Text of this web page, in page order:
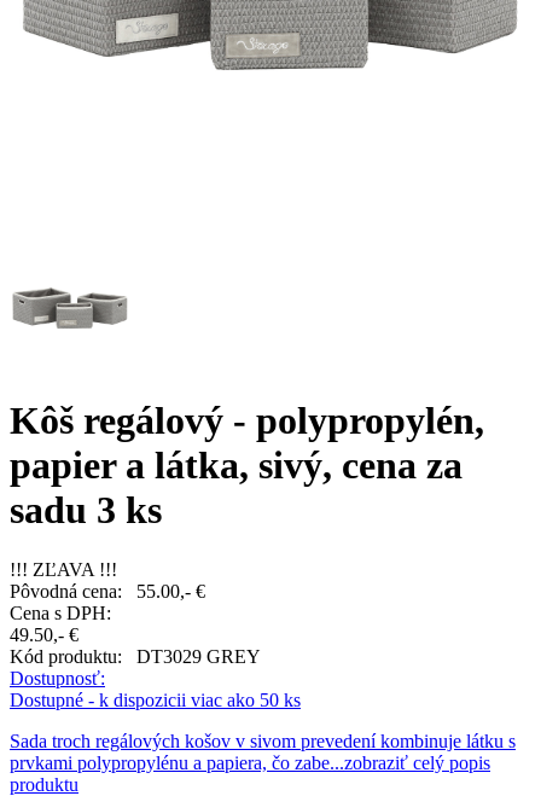
Kôš regálový - polypropylén,
papier a látka, sivý, cena za
sadu 3 ks
!!! ZĽAVA !!!
Pôvodná cena:
55.00,- €
Cena s DPH:
49.50,- €
Kód produktu: DT3029 GREY
Dostupnosť:
Dostupné - k dispozicii viac ako 50 ks
Sada troch regálových košov v sivom prevedení kombinuje látku s
prvkami polypropylénu a papiera, čo zabe...zobraziť celý popis
produktu